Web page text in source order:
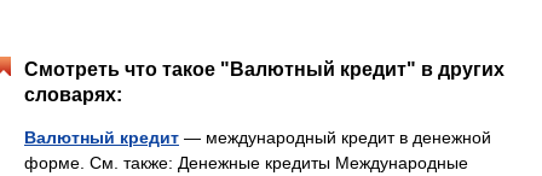
Смотреть что такое "Валютный кредит" в других
словарях:
Валютный кредит — международный кредит в денежной
форме. См. также: Денежные кредиты Международные